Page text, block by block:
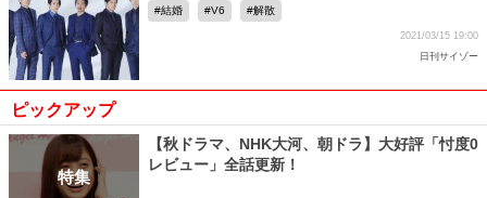
結婚 V6 解散
2021/03/15 19:00
日刊サイゾー
ピックアップ
特集
【秋ドラマ、NHK大河、朝ドラ】大好評「忖度0
レビュー」全話更新！